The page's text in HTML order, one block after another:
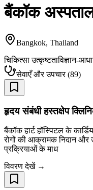
बैंकॉक
Bangkok, Thailand
चिकित्सा उत्कृष्टताविज्ञान-
सेवाएँ और उपचार(89)
हृदय संबंधी हस्तक्षेप
बैंकॉक हार्ट हॉस्पिटल के
रोगों की आक्रामक निदान
प्रक्रियाओं के माध
विवरण देखें →